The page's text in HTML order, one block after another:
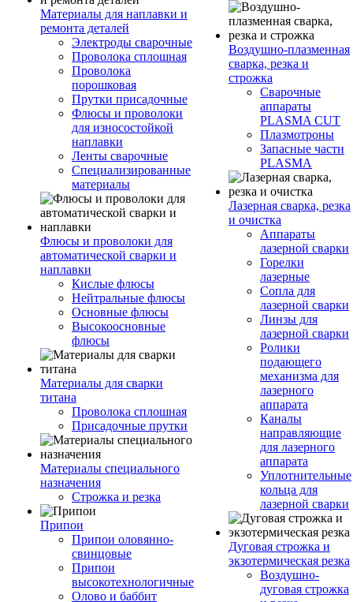
Материалы для наплавки и
ремонта деталей
Электроды сварочные
Проволока сплошная
Проволока
порошковая
Прутки присадочные
Флюсы и проволоки
для износостойкой
наплавки
Ленты сварочные
Специализированные
материалы
Флюсы и проволоки для
автоматической сварки и
наплавки
Кислые флюсы
Нейтральные флюсы
Основные флюсы
Высокоосновные
флюсы
Материалы для сварки
титана
Проволока сплошная
Присадочные прутки
Материалы специального
назначения
Строжка и резка
Припои
Припои оловянно-
свинцовые
Припои
высокотехнологичные
Олово и баббит
Воздушно-плазменная
сварка, резка и
строжка
Сварочные
аппараты
PLASMA CUT
Плазмотроны
Запасные части
PLASMA
Лазерная сварка, резка
и очистка
Аппараты
лазерной сварки
Горелки
лазерные
Сопла для
лазерной сварки
Линзы для
лазерной сварки
Ролики
подающего
механизма для
лазерного
аппарата
Каналы
направляющие
для лазерного
аппарата
Уплотнительные
кольца для
лазерной сварки
Дуговая строжка и
экзотермическая резка
Воздушно-
дуговая строжка